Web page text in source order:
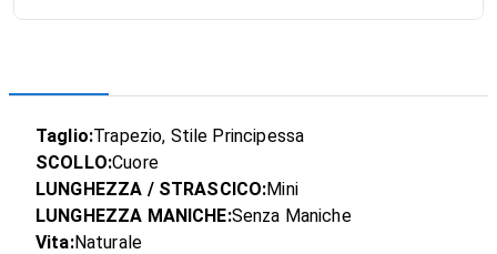
Taglio:Trapezio, Stile Principessa
SCOLLO:Cuore
LUNGHEZZA / STRASCICO:Mini
LUNGHEZZA MANICHE:Senza Maniche
Vita:Naturale